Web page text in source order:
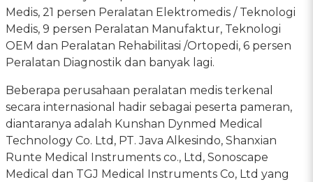
Medis, 21 persen Peralatan Elektromedis / Teknologi
Medis, 9 persen Peralatan Manufaktur, Teknologi
OEM dan Peralatan Rehabilitasi /Ortopedi, 6 persen
Peralatan Diagnostik dan banyak lagi.
Beberapa perusahaan peralatan medis terkenal
secara internasional hadir sebagai peserta pameran,
diantaranya adalah Kunshan Dynmed Medical
Technology Co. Ltd, PT. Java Alkesindo, Shanxian
Runte Medical Instruments co., Ltd, Sonoscape
Medical dan TGJ Medical Instruments Co, Ltd yang